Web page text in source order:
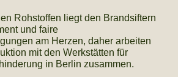
Rohstoffen liegt den Brandsiftern
und faire
am Herzen, daher arbeiten
mit den Werkstätten für
in Berlin zusammen.